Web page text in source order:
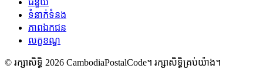
ទំនាក់ទំនង
ភាពឯកជន
លក្ខខណ្ឌ
© រក្សាសិទ្ធិ 2026 CambodiaPostalCode។ រក្សាសិទ្ធិគ្រប់យ៉ាង។